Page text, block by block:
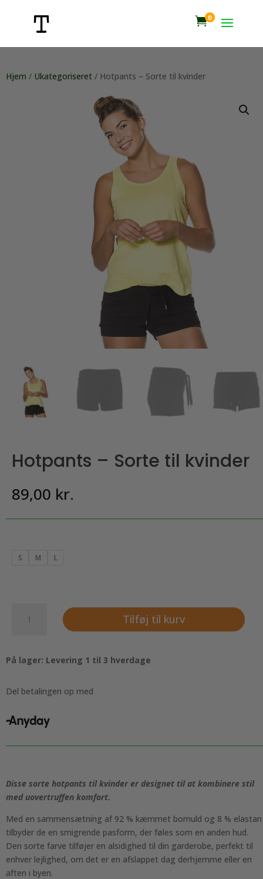
0
Hjem / Ukategoriseret / Hotpants – Sorte til kvinder
Hotpants – Sorte til kvinder
89,00 kr.
S M L
kvinder
Tilføj til kurv
På lager: Levering 1 til 3 hverdage
Del betalingen op med
Disse sorte hotpants til kvinder er designet til at kombinere stil
med uovertruffen komfort.
Med en sammensætning af 92 % kæmmet bomuld og 8 % elastan
tilbyder de en smigrende pasform, der føles som en anden hud.
Den sorte farve tilføjer en alsidighed til din garderobe, perfekt til
enhver lejlighed, om det er en afslappet dag derhjemme eller en
aften i byen.